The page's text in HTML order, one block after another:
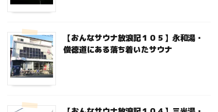
【おんなサウナ放浪記１０５】永和湯・
俊徳道にある落ち着いたサウナ